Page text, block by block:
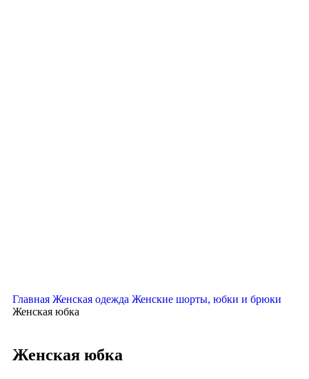
Главная Женская одежда Женские шорты, юбки и брюки
Женская юбка
Женская юбка